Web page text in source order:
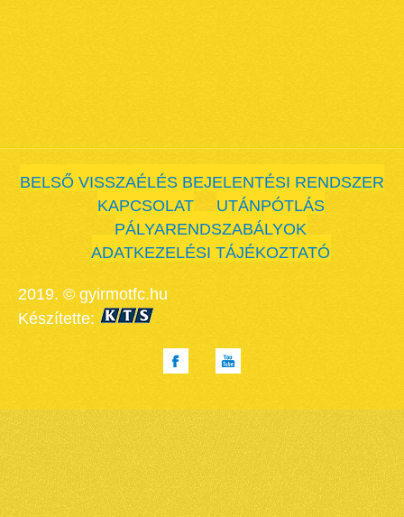
BELSŐ VISSZAÉLÉS BEJELENTÉSI RENDSZER
KAPCSOLAT
UTÁNPÓTLÁS
PÁLYARENDSZABÁLYOK
ADATKEZELÉSI TÁJÉKOZTATÓ
2019. © gyirmotfc.hu
Készítette: